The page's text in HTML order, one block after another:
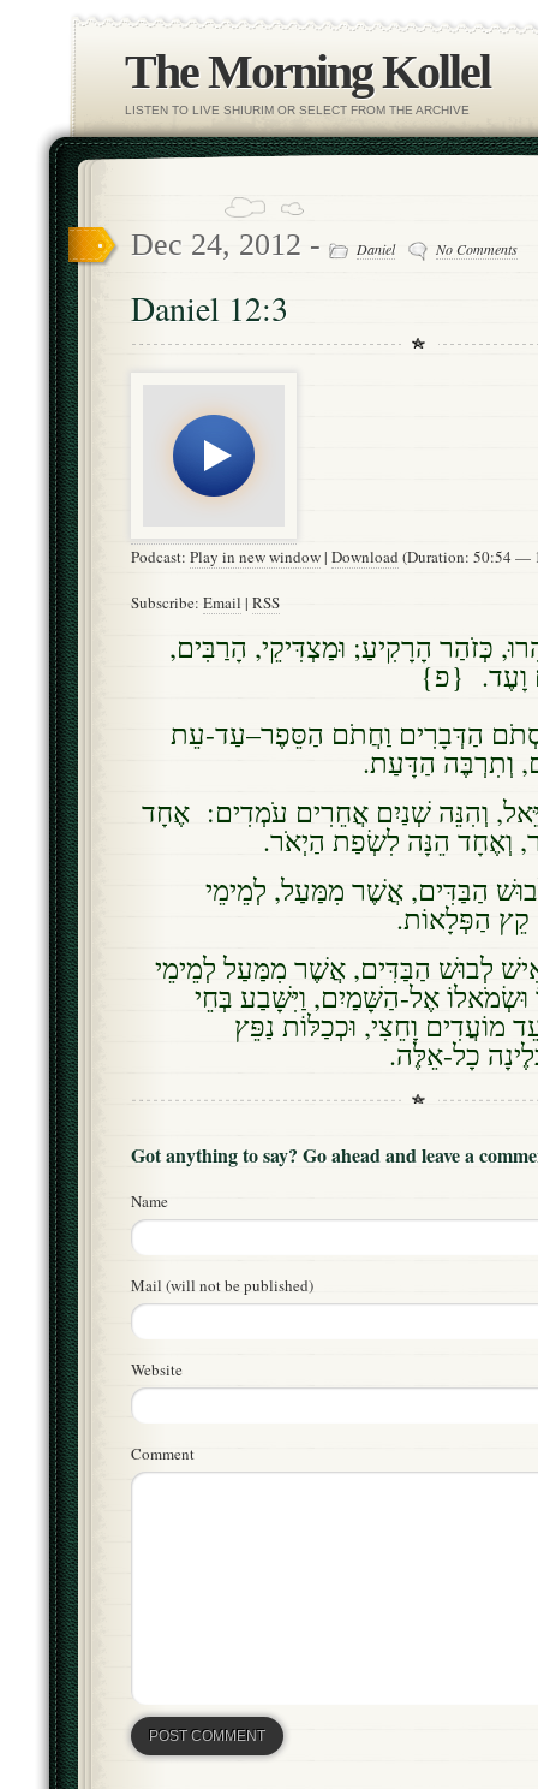
The Morning Kollel
LISTEN TO LIVE SHIURIM OR SELECT FROM THE ARCHIVE
Dec 24, 2012 - Daniel No Comments
Daniel 12:3
Podcast: Play in new window| Download (Duration: 50:54 —
Subscribe: Email | RSS
כְּזֹהַר הָרָקִיעַ; וּמַצְדִּיקֵי, הָרַבִּים,
וָעֶד. {פ}
הַדְּבָרִים וַחֲתֹם הַסֵּפֶר–עַד-עֵת
וְתִרְבֶּה הַדָּעַת.
וְהִנֵּה שְׁנַיִם אֲחֵרִים עֹמְדִים: אֶחָד
וְאֶחָד הֵנָּה לִשְׂפַת הַיְאֹר.
הַבַּדִּים, אֲשֶׁר מִמַּעַל, לְמֵימֵי
הַפְּלָאוֹת.
לְבוּשׁ הַבַּדִּים, אֲשֶׁר מִמַּעַל לְמֵימֵי
וּשְׂמֹאלוֹ אֶל-הַשָּׁמַיִם, וַיִּשָּׁבַע בְּחֵי
מוֹעֲדִים וָחֵצִי, וּכְכַלּוֹת נַפֵּץ
כָל-אֵלֶּה.
Got anything to say? Go ahead and leave a
Name
Mail (will not be published)
Website
Comment